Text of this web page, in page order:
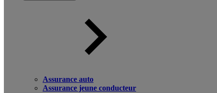
Assurance auto
Assurance jeune conducteur